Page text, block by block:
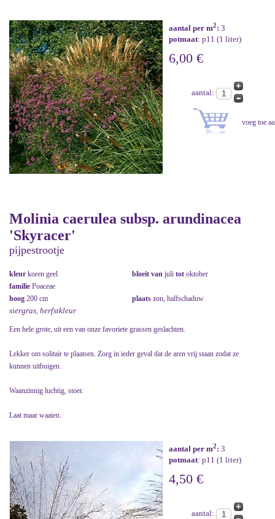
aantal per m2: 3
potmaat: p11 (1 liter)
6,00 €
aantal:
Molinia caerulea subsp. arundinacea
'Skyracer'
pijpestrootje
kleur koren geel bloeit van juli tot oktober
familie Poaceae
hoog 200 cm plaats zon, halfschaduw
siergras, herfstkleur
Een hele grote, uit een van onze favoriete grassen geslachten.
Lekker om solitair te plaatsen. Zorg in ieder geval dat de aren vrij staan zodat ze
kunnen uitbuigen.
Waanzinnig luchtig, stoer.
Laat maar waaien.
aantal per m2: 3
potmaat: p11 (1 liter)
4,50 €
aantal: